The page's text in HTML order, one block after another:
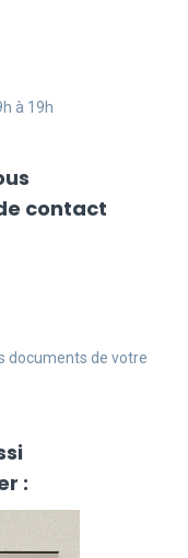
à 19h
contact
documents de votre
: